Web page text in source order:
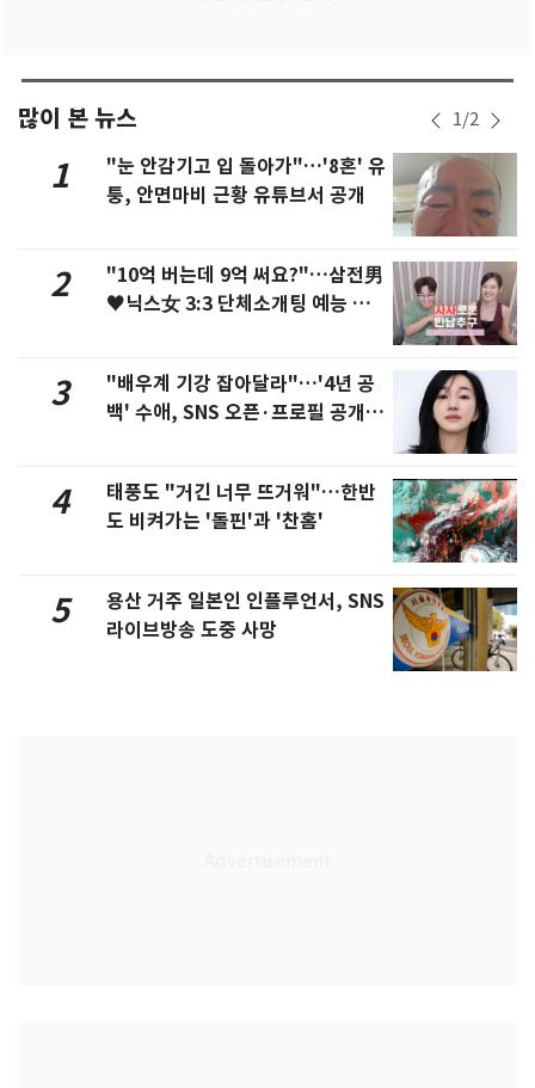
많이 본 뉴스 1/2
1
"눈 안감기고 입 돌아가"…'8혼' 유
퉁, 안면마비 근황 유튜브서 공개
2
"10억 버는데 9억 써요?"…삼전男
♥닉스女 3:3 단체소개팅 예능 화
3
"배우계 기강 잡아달라"…'4년 공
백' 수애, SNS 오픈·프로필 공개
4
태풍도 "거긴 너무 뜨거워"…한반
도 비켜가는 '돌핀'과 '찬홈'
5
용산 거주 일본인 인플루언서, SNS
라이브방송 도중 사망